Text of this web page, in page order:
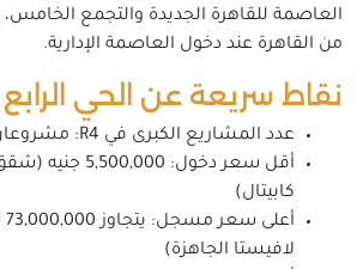
العاصمة للقاهرة الجديدة والتجمع الخامس،
من القاهرة عند دخول العاصمة الإدارية.
نقاط سريعة عن الحي الرابع R4
عدد المشاريع الكبرى في R4: مشروعان فقط
أقل سعر دخول: 5,500,000
كابيتال)
أعلى سعر
لافيستا الجاهزة)